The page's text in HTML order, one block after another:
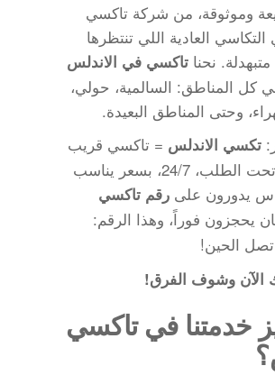
وموثوقة، من شركة تاكسي
العادية اللي تنتظرها
نحنا تاكسي في الاندلس
كل المناطق: السالمية، حولي،
وحتى المناطق البعيدة.
تكسي الاندلس = تاكسي قريب
من موقعي، تحت الطلب، 24/7، بسعر يناسب
يدورون على رقم تاكسي
يحجزون فوراً، وهذا الرقم:
الحين!
الآن وشوف الفرق!
خدمتنا في تاكسي